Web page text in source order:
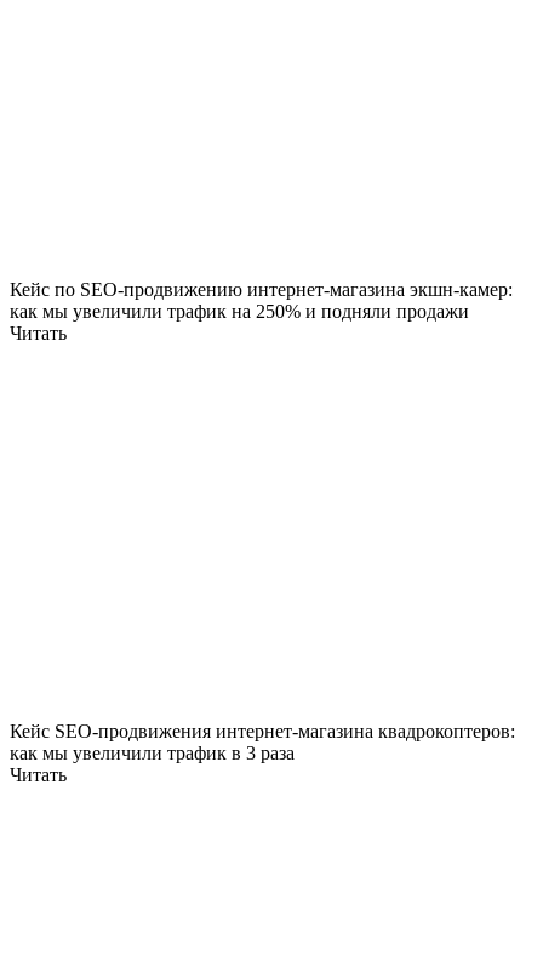
Кейс по SEO-продвижению интернет-магазина экшн-камер:
как мы увеличили трафик на 250% и подняли продажи
Читать
Кейс SEO-продвижения интернет-магазина квадрокоптеров:
как мы увеличили трафик в 3 раза
Читать